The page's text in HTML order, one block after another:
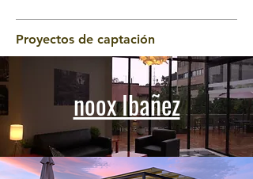
Proyectos de captación
noox Ibañez